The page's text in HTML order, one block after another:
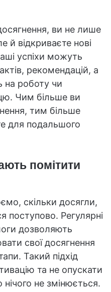
ви не лише
й відкриваєте нові
успіхи можуть
рекомендацій, а
на роботу чи
Чим більше ви
тим більше
для подальшого
помітити
скільки досягли,
поступово. Регулярні
дозволяють
свої досягнення
Такий підхід
та не опускати
не змінюється.